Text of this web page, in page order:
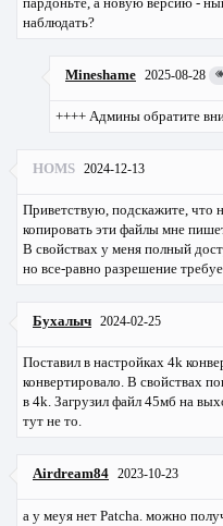
наблюдать?
Mineshame 2025-08-28
++++ Админы обратите
HOMS 2024-12-13
Приветствую, подскажите, что
копировать эти файлы мне
В свойствах у меня полный
но все-равно разрешение
Бухалыч 2024-02-25
Поставил в настройках 4k
конвертировало. В свойствах
в 4k. Загрузил файл 45мб на
тут не то.
Airdream84 2023-10-23
а у меyя нет Patcha. можно